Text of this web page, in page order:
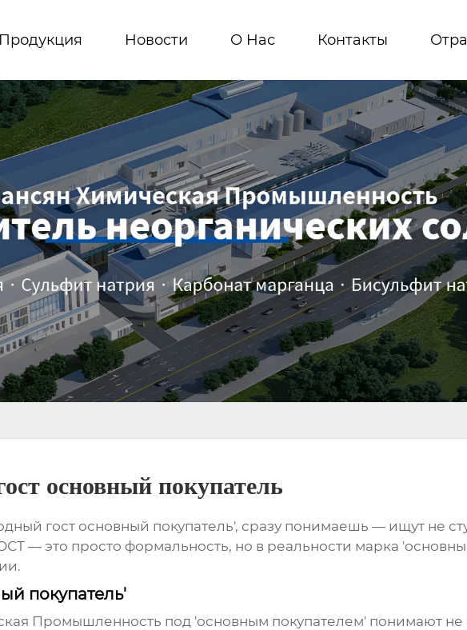
Продукция Новости О Hас Контакты
основный покупатель
гост основный покупатель', сразу понимаешь — ищут не
— это просто формальность, но в реальности марка
покупатель'
Промышленность под 'основным покупателем' понимают не